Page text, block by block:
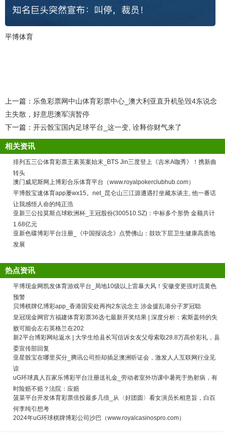
平博体育
上一篇： 乐鱼彩票网中山体育彩票中心_澳大利亚直升机坠毁4东说念
主失散，好意思澳军演暂停
下一篇： 开云骰宝国内足球平台_这一变, 诠释你财气来了
相关资讯
排列五三公体育彩票王素英案始末_BTS Jin三度登上《吉米A咖秀》！携新曲
转头
澳门威尼斯网上博彩合乐体育平台（www.royalpokerclubhub.com）
平博骰宝速体育app屡wx15。net_昆仑山三江源遭遇打坐藏东谈主, 他一番话
让我感悟人命的纯正浩
亚新三公拉莫斯点球欧洲杯_王冠股份(300510.SZ)：中标多个形势 金额共计
1.68亿元
亚新色碟博彩平台注册_《中国报说念》点赞佛山：鼓吹下层卫生健康高质地
发展
热点资讯
平博现金网凯发体育游戏平台_局地10级以上雷暴大风！安徽变更强对流黄色
预警
贝博棋牌亿博彩app_香港国安处再拘2东说念主 涉金援乱港分子罗冠聪
皇冠现金网官方福建体育彩票36选七最新开奖结果 | 深度分析：索斯盖特的失
败可能会左右英格兰在202
新2平台博彩网站返水 | 大学生给县长写信诉女友父母索取28.8万高价彩礼，县
委宣传部回复
亚星骰宝在哪里买分_腾讯公司拒却插足澳洲听证会，激发人人互联网行业见
谅
uG环球真人百家乐博彩平台注册送礼金_劳动者室外功课中暑死于热射病，有
时险赔不赔？法院：应赔
菠菜平台开发体育彩票倍投最多几倍_从〈好团圆〉看女演员长相意旨，白百
何李纯引想考
2024年uG环球棋牌博彩公司沙巴（www.royalcasinospro.com）